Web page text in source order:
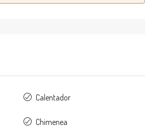
Calentador
Chimenea